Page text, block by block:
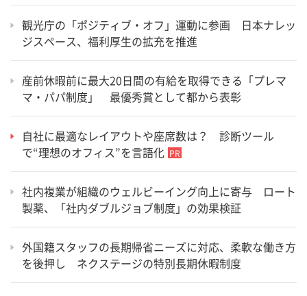
観光庁の「ポジティブ・オフ」運動に参画 日本ナレッ
ジスペース、福利厚生の拡充を推進
産前休暇前に最大20日間の有給を取得できる「プレマ
マ・パパ制度」 最優秀賞として都から表彰
自社に最適なレイアウトや座席数は？ 診断ツール
で“理想のオフィス”を言語化
社内複業が組織のウェルビーイング向上に寄与 ロート
製薬、「社内ダブルジョブ制度」の効果検証
外国籍スタッフの長期帰省ニーズに対応、柔軟な働き方
を後押し ネクステージの特別長期休暇制度